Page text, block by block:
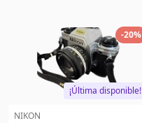
-20%
¡Última disponible!
NIKON